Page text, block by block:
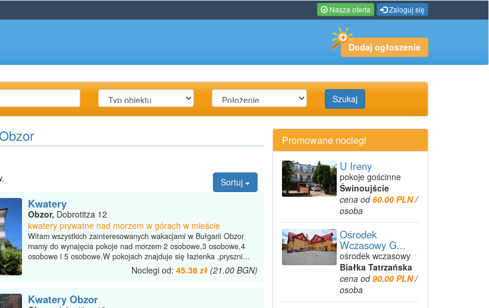
Nasza oferta Zaloguj się
Dodaj ogłoszenie
Szukaj
Sortuj
Kwatery
Obzor, Dobrotitza 12
kwatery prywatne nad morzem w górach w mieście
Witam wszystkich zainteresowanych wakacjami w Bułgarii Obzor
mamy do wynajęcia pokoje nad morzem 2 osobowe,3 osobowe,4
osobowe i 5 osobowe.W pokojach znajduje się łazienka ,pryszni...
Noclegi od: 45.38 zł (21.00 BGN)
Kwatery Obzor
Promowane noclegi
U Ireny
pokoje gościnne
Świnoujście
cena od60.00 PLN/
osoba
Ośrodek
Wczasowy G...
ośrodek wczasowy
Białka Tatrzańska
cena od90.00 PLN/
osoba